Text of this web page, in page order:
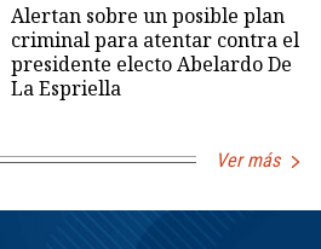
Alertan sobre un posible plan
criminal para atentar contra el
presidente electo Abelardo De
La Espriella
Ver más